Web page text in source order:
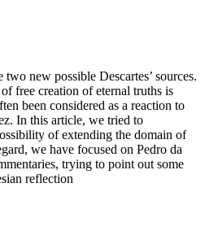
new possible Descartes’ sources.
free creation of eternal truths is
been considered as a reaction to
In this article, we tried to
of extending the domain of
we have focused on Pedro da
trying to point out some
reflection